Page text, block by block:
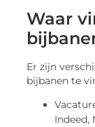
Waar
Er zijn
bijbanen te
Indeed,